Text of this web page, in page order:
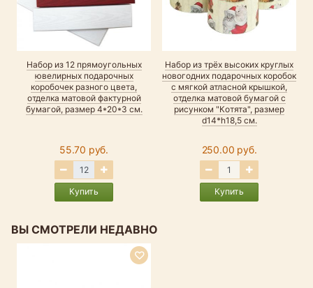
Набор из 12 прямоугольных
ювелирных подарочных
коробочек разного цвета,
отделка матовой фактурной
бумагой, размер 4*20*3 см.
55.70 руб.
Купить
Набор из трёх высоких круглых
новогодних подарочных коробок
с мягкой атласной крышкой,
отделка матовой бумагой с
рисунком "Котята", размер
d14*h18,5 см.
250.00 руб.
Купить
ВЫ СМОТРЕЛИ НЕДАВНО